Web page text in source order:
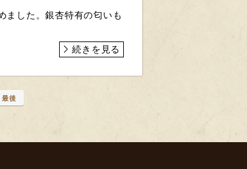
ました。銀杏特有の匂いも
続きを見る
最後